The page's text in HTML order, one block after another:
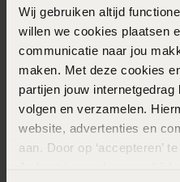
Wij gebruiken altijd
willen we cookies plaatsen
communicatie naar jou
maken. Met deze cookies
partijen jouw
volgen en verzamelen.
website, advertenties en
aan. Door op ‘accepteren’